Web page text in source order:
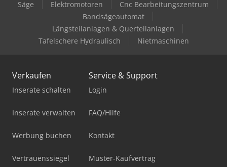
Säge Elektromotoren
Cnc Bearbeitungszentrum
Bandsägeautomat
Längsteilanlagen & Querteilanlagen
Tafelschere Hydraulisch
Nietmaschinen
Verkaufen
Inserate schalten
Inserate verwalten
Werbung buchen
Vertrauenssiegel
Service & Support
Login
FAQ/Hilfe
Kontakt
Muster-Kaufvertrag